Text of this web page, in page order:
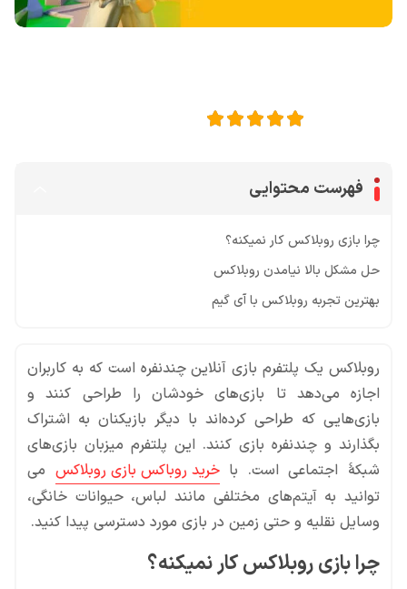
فهرست محتوایی
چرا بازی روبلاکس کار نمیکنه؟
حل مشکل بالا نیامدن روبلاکس
بهترین تجربه روبلاکس با آی گیم
روبلاکس یک پلتفرم بازی آنلاین چندنفره است که به کاربران
اجازه می‌دهد تا بازی‌های خودشان را طراحی کنند و
بازی‌هایی که طراحی کرده‌اند با دیگر بازیکنان به اشتراک
بگذارند و چندنفره بازی کنند. این پلتفرم میزبان بازی‌های
شبکهٔ اجتماعی است. باخرید روباکس بازی روبلاکس می
توانید به آیتم‌های مختلفی مانند لباس، حیوانات خانگی،
وسایل نقلیه و حتی زمین در بازی مورد دسترسی پیدا کنید.
چرا بازی روبلاکس کار نمیکنه؟